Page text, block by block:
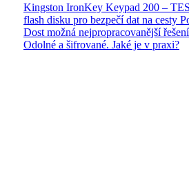
Kingston IronKey Keypad 200 –
flash disku pro bezpečí dat na cesty
Dost možná nejpropracovanější
Odolné a šifrované. Jaké je v praxi?